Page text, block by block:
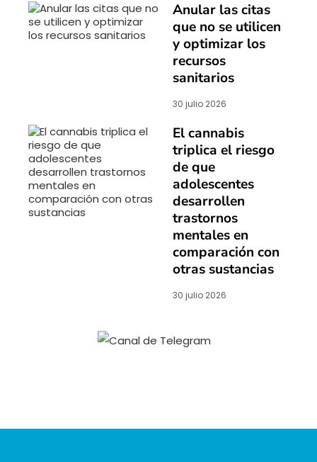
Anular las citas
que no se utilicen
y optimizar los
recursos
sanitarios
30 julio 2026
El cannabis
triplica el riesgo
de que
adolescentes
desarrollen
trastornos
mentales en
comparación con
otras sustancias
30 julio 2026